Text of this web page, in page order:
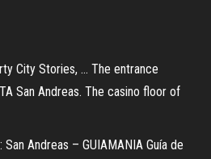
City Stories, ... The entrance
San Andreas. The casino floor of
Andreas – GUIAMANIA Guía de